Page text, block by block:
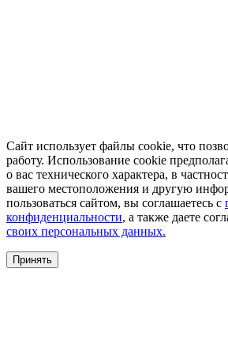
Сайт использует файлы cookie, что
работу. Использование cookie
о вас технического характера, в
вашего местоположения и другую
пользоваться сайтом, вы соглашаетесь с
конфиденциальности, а также даете
своих персональных данных.
Принять